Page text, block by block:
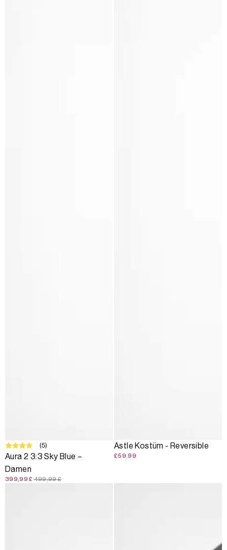
SALE (5)
Aura 2 3:3 Sky Blue –
Damen
399,99 £ 499,99 £
Astle Kostüm - Reversible
£59.99